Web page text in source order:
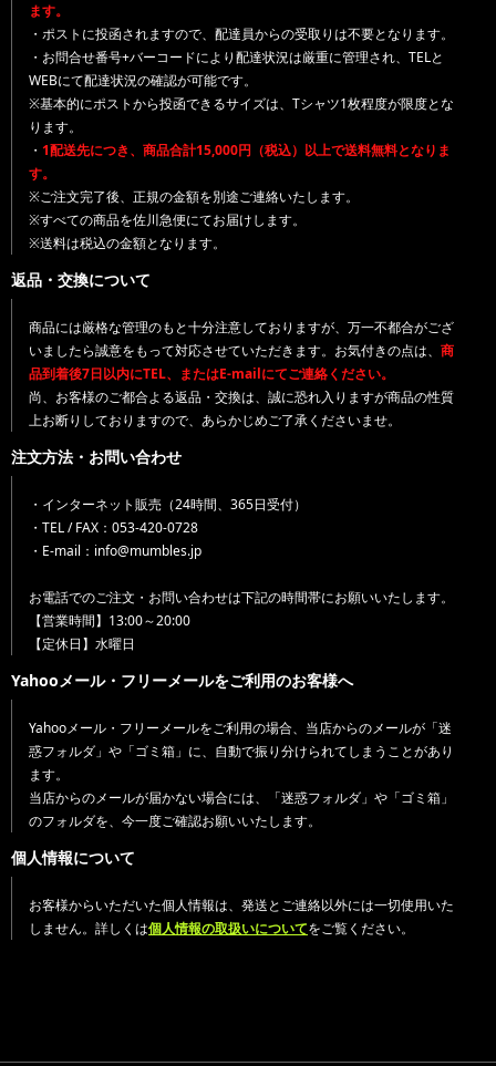
ます。
・ポストに投函されますので、配達員からの受取りは不要となります。
・お問合せ番号+バーコードにより配達状況は厳重に管理され、TELと
WEBにて配達状況の確認が可能です。
※基本的にポストから投函できるサイズは、Tシャツ1枚程度が限度とな
ります。
・ 1配送先につき、商品合計15,000円（税込）以上で送料無料となりま
す。
※ご注文完了後、正規の金額を別途ご連絡いたします。
※すべての商品を佐川急便にてお届けします。
※送料は税込の金額となります。
返品・交換について
商品には厳格な管理のもと十分注意しておりますが、万一不都合がござ
いましたら誠意をもって対応させていただきます。お気付きの点は、 商
品到着後7日以内にTEL、またはE-mailにてご連絡ください。
尚、お客様のご都合よる返品・交換は、誠に恐れ入りますが商品の性質
上お断りしておりますので、あらかじめご了承くださいませ。
注文方法・お問い合わせ
・インターネット販売（24時間、365日受付）
・TEL / FAX：053-420-0728
・E-mail：info@mumbles.jp
お電話でのご注文・お問い合わせは下記の時間帯にお願いいたします。
【営業時間】13:00～20:00
【定休日】水曜日
Yahooメール・フリーメールをご利用のお客様へ
Yahooメール・フリーメールをご利用の場合、当店からのメールが「迷
惑フォルダ」や「ゴミ箱」に、自動で振り分けられてしまうことがあり
ます。
当店からのメールが届かない場合には、「迷惑フォルダ」や「ゴミ箱」
のフォルダを、今一度ご確認お願いいたします。
個人情報について
お客様からいただいた個人情報は、発送とご連絡以外には一切使用いた
しません。詳しくは個人情報の取扱いについてをご覧ください。